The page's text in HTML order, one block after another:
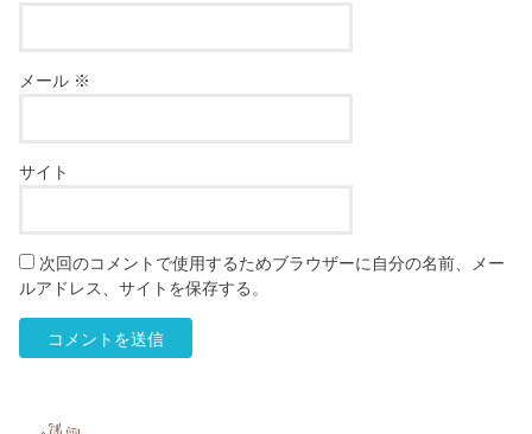
メール ※
サイト
次回のコメントで使用するためブラウザーに自分の名前、メー
ルアドレス、サイトを保存する。